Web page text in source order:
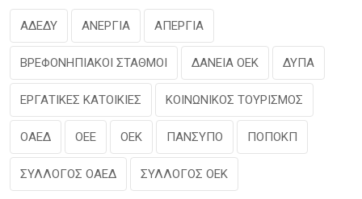
ΑΔΕΔΥ ΑΝΕΡΓΙΑ ΑΠΕΡΓΙΑ
ΒΡΕΦΟΝΗΠΙΑΚΟΙ ΣΤΑΘΜΟΙ ΔΑΝΕΙΑ ΟΕΚ ΔΥΠΑ
ΕΡΓΑΤΙΚΕΣ ΚΑΤΟΙΚΙΕΣ ΚΟΙΝΩΝΙΚΟΣ ΤΟΥΡΙΣΜΟΣ
ΟΑΕΔ ΟΕΕ ΟΕΚ ΠΑΝΣΥΠΟ ΠΟΠΟΚΠ
ΣΥΛΛΟΓΟΣ ΟΑΕΔ ΣΥΛΛΟΓΟΣ ΟΕΚ